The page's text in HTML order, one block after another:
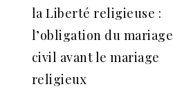
la Liberté religieuse :
l’obligation du mariage
civil avant le mariage
religieux